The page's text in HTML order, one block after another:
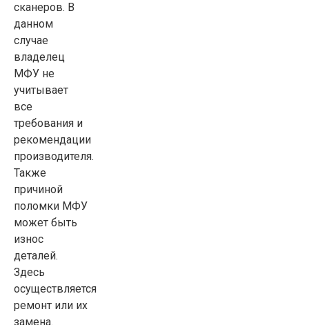
сканеров. В
данном
случае
владелец
МФУ не
учитывает
все
требования и
рекомендации
производителя.
Также
причиной
поломки МФУ
может быть
износ
деталей.
Здесь
осуществляется
ремонт или их
замена.